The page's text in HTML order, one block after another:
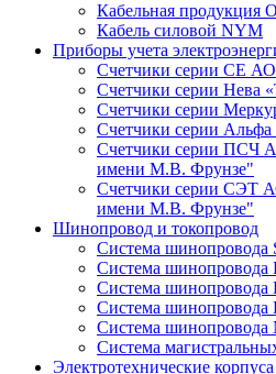
Кабельная продукция
Кабель силовой NYM
Приборы учета
Счетчики серии СЕ
Счетчики серии Нева
Счетчики серии
Счетчики серии
Счетчики серии ПСЧ
имени М.В. Фрунзе"
Счетчики серии СЭТ
имени М.В. Фрунзе"
Шинопровод и токопровод
Система шинопровода
Система
Система шинопровода
Система шинопровода
Система шинопровода
Система
Электротехнические